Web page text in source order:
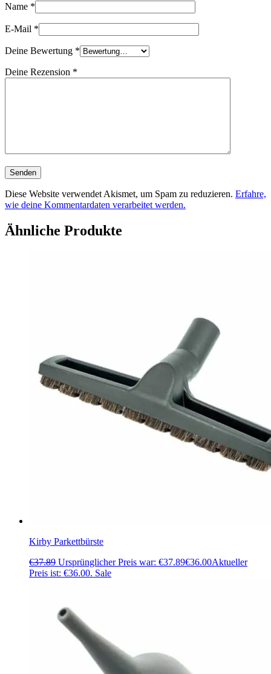
Name *
E-Mail *
Deine Bewertung *
Deine Rezension *
Diese Website verwendet Akismet, um Spam zu reduzieren. Erfahre,
wie deine Kommentardaten verarbeitet werden.
Ähnliche Produkte
Kirby Parkettbürste
€37.89 Ursprünglicher Preis war: €37.89€36.00Aktueller
Preis ist: €36.00. Sale